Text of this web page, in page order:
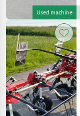
Used machine